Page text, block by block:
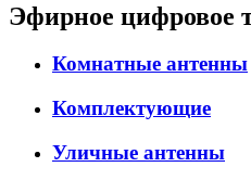
Эфирное цифровое
Комнатные антенны
Комплектующие
Уличные антенны